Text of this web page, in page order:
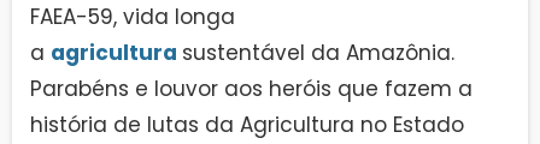
FAEA-59, vida longa
a agricultura sustentável da Amazônia.
Parabéns e louvor aos heróis que fazem a
história de lutas da Agricultura no Estado